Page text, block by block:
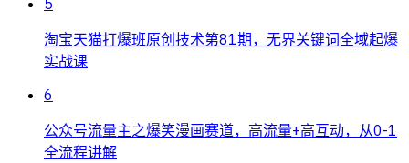
5
淘宝天猫打爆班原创技术第81期，无界关键词全域起爆
实战课
6
公众号流量主之爆笑漫画赛道，高流量+高互动，从0-1
全流程讲解